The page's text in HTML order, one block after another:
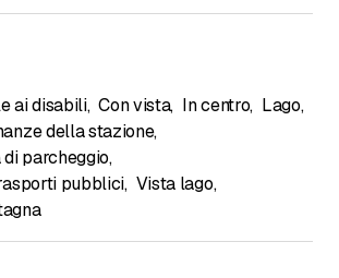
ai disabili, Con vista, In centro, Lago,
della stazione,
parcheggio,
pubblici, Vista lago,